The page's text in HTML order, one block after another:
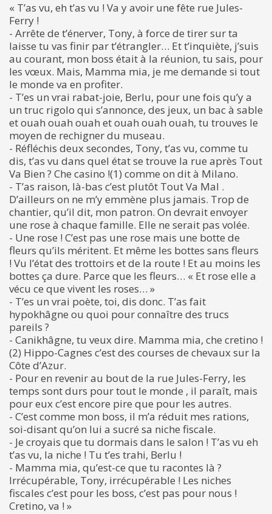
« T’as vu, eh t’as vu ! Va y avoir une fête rue Jules-
Ferry !
- Arrête de t’énerver, Tony, à force de tirer sur ta
laisse tu vas finir par t’étrangler… Et t’inquiète, j’suis
au courant, mon boss était à la réunion, tu sais, pour
les vœux. Mais, Mamma mia, je me demande si tout
le monde va en profiter.
- T’es un vrai rabat-joie, Berlu, pour une fois qu’y a
un truc rigolo qui s’annonce, des jeux, un bac à sable
et ouah ouah ouah et ouah ouah ouah, tu trouves le
moyen de rechigner du museau.
- Réfléchis deux secondes, Tony, t’as vu, comme tu
dis, t’as vu dans quel état se trouve la rue après Tout
Va Bien ? Che casino !(1) comme on dit à Milano.
- T’as raison, là-bas c’est plutôt Tout Va Mal .
D’ailleurs on ne m’y emmène plus jamais. Trop de
chantier, qu’il dit, mon patron. On devrait envoyer
une rose à chaque famille. Elle ne serait pas volée.
- Une rose ! C’est pas une rose mais une botte de
fleurs qu’ils méritent. Et même les bottes sans fleurs
! Vu l’état des trottoirs et de la route ! Et au moins les
bottes ça dure. Parce que les fleurs… « Et rose elle a
vécu ce que vivent les roses… »
- T’es un vrai poète, toi, dis donc. T’as fait
hypokhâgne ou quoi pour connaître des trucs
pareils ?
- Canikhâgne, tu veux dire. Mamma mia, che cretino !
(2) Hippo-Cagnes c’est des courses de chevaux sur la
Côte d’Azur.
- Pour en revenir au bout de la rue Jules-Ferry, les
temps sont durs pour tout le monde , il paraît, mais
pour eux c’est encore pire que pour les autres.
- C’est comme mon boss, il m’a réduit mes rations,
soi-disant qu’on lui a sucré sa niche fiscale.
- Je croyais que tu dormais dans le salon ! T’as vu eh
t’as vu, la niche ! Tu t’es trahi, Berlu !
- Mamma mia, qu’est-ce que tu racontes là ?
Irrécupérable, Tony, irrécupérable ! Les niches
fiscales c’est pour les boss, c’est pas pour nous !
Cretino, va ! »